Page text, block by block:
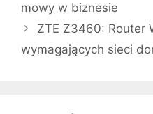
mowy w biznesie
ZTE Z3460: Router
wymagających sieci